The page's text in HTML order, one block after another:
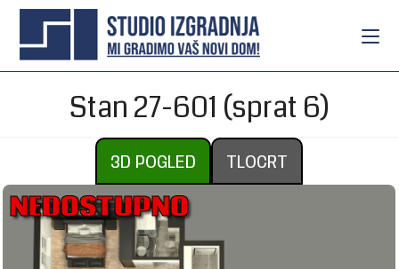
Stan 27-601 (sprat 6)
3D POGLED TLOCRT
NEDOSTUPNO